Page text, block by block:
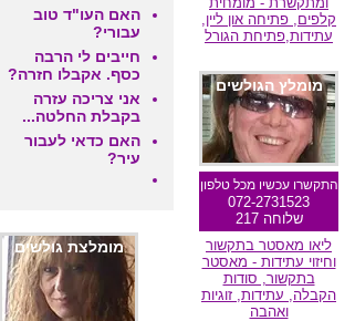
קלפים, פתיחה און ליין,
עתידות,פתיחת הגורל
מומלץ הגולשים
התקשרו עכשיו מכל טלפון
072-2731523
שלוחה 217
ליאו מאסטר בתקשור
וחיזוי עתידות - מאסטר
בתקשור, סודות
הקבלה, עתידות, זוגיות
ואהבה
האם העו"ד טוב
עבורי?
חייבים לי הרבה
כסף. אקבלו חזרה?
אני צריכה עזרה
בקבלת החלטה...
האם כדאי לעבור
עיר?
מומלצת גולשים